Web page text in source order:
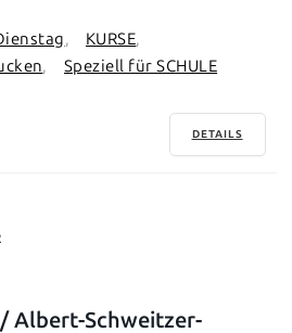
KURSE
Speziell für SCHULE
DETAILS
/ Albert-Schweitzer-